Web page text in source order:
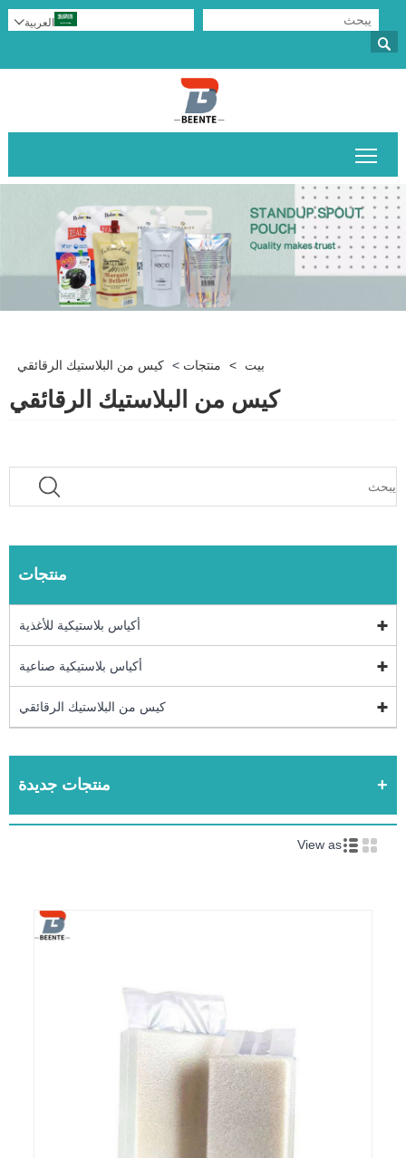

العربية
بيت > منتجات > كيس من البلاستيك الرقائقي
كيس من البلاستيك الرقائقي
منتجات
أكياس بلاستيكية للأغذية
أكياس بلاستيكية صناعية
كيس من البلاستيك الرقائقي
منتجات جديدة
View as